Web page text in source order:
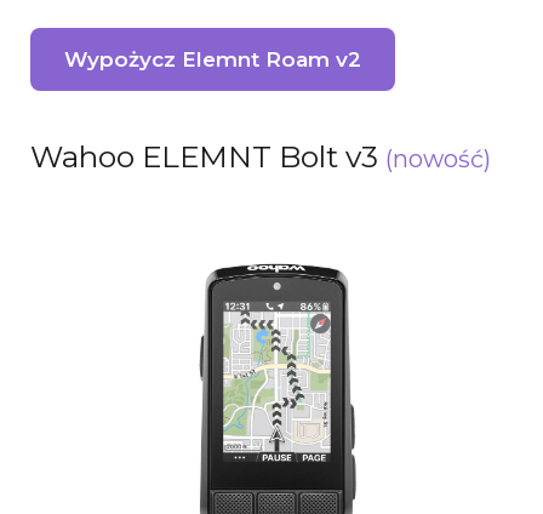
Wypożycz Elemnt Roam v2
Wahoo ELEMNT Bolt v3 (nowość)